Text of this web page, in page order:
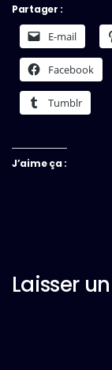
Partager :
E-mail
Facebook
Tumblr
J’aime ça :
Laisser